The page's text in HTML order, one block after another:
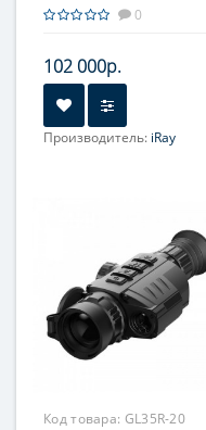
HP13
0
102 000р.
Производитель: iRay
Код товара: GL35R-20